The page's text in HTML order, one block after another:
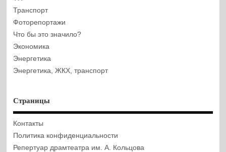
Транспорт
Фоторепортажи
Что бы это значило?
Экономика
Энергетика
Энергетика, ЖКХ, транспорт
Страницы
Контакты
Политика конфиденциальности
Репертуар драмтеатра им. А. Кольцова